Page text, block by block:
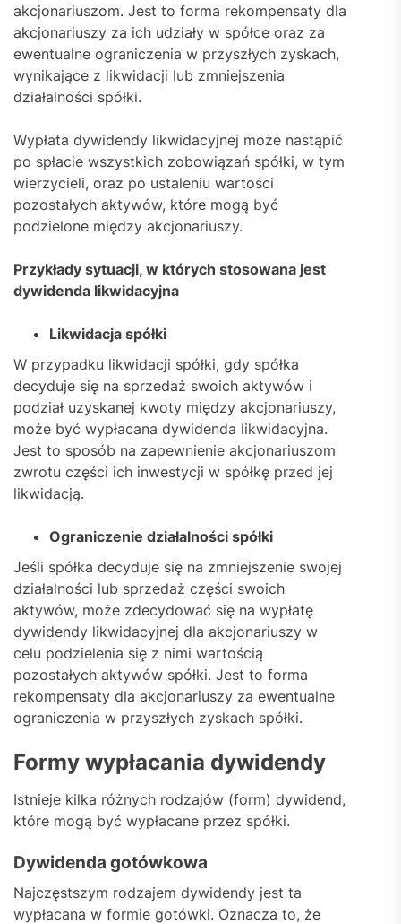
akcjonariuszom. Jest to forma rekompensaty dla
akcjonariuszy za ich udziały w spółce oraz za
ewentualne ograniczenia w przyszłych zyskach,
wynikające z likwidacji lub zmniejszenia
działalności spółki.
Wypłata dywidendy likwidacyjnej może nastąpić
po spłacie wszystkich zobowiązań spółki, w tym
wierzycieli, oraz po ustaleniu wartości
pozostałych aktywów, które mogą być
podzielone między akcjonariuszy.
Przykłady sytuacji, w których stosowana jest
dywidenda likwidacyjna
Likwidacja spółki
W przypadku likwidacji spółki, gdy spółka
decyduje się na sprzedaż swoich aktywów i
podział uzyskanej kwoty między akcjonariuszy,
może być wypłacana dywidenda likwidacyjna.
Jest to sposób na zapewnienie akcjonariuszom
zwrotu części ich inwestycji w spółkę przed jej
likwidacją.
Ograniczenie działalności spółki
Jeśli spółka decyduje się na zmniejszenie swojej
działalności lub sprzedaż części swoich
aktywów, może zdecydować się na wypłatę
dywidendy likwidacyjnej dla akcjonariuszy w
celu podzielenia się z nimi wartością
pozostałych aktywów spółki. Jest to forma
rekompensaty dla akcjonariuszy za ewentualne
ograniczenia w przyszłych zyskach spółki.
Formy wypłacania dywidendy
Istnieje kilka różnych rodzajów (form) dywidend,
które mogą być wypłacane przez spółki.
Dywidenda gotówkowa
Najczęstszym rodzajem dywidendy jest ta
wypłacana w formie gotówki. Oznacza to, że